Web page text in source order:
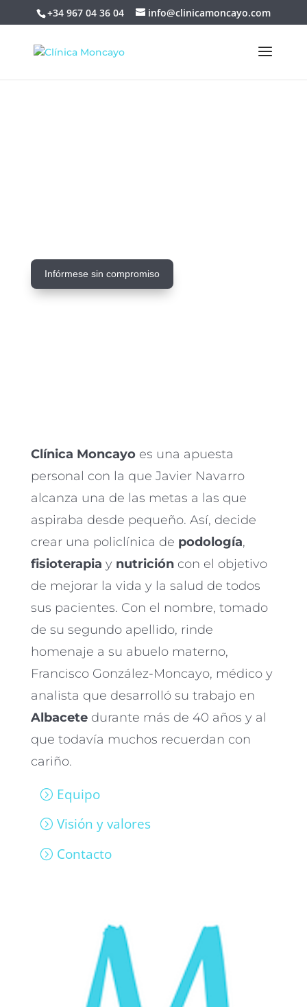
+34 967 04 36 04 info@clinicamoncayo.com
Infórmese sin compromiso
Clínica Moncayoes una apuesta
personal con la que Javier Navarro
alcanza una de las metas a las que
aspiraba desde pequeño. Así, decide
crear una policlínica de podología,
fisioterapia y nutricióncon el objetivo
de mejorar la vida y la salud de todos
sus pacientes. Con el nombre, tomado
de su segundo apellido, rinde
homenaje a su abuelo materno,
Francisco González-Moncayo, médico y
analista que desarrolló su trabajo en
Albacetedurante más de 40 años y al
que todavía muchos recuerdan con
cariño.
Equipo
Visión y valores
Contacto